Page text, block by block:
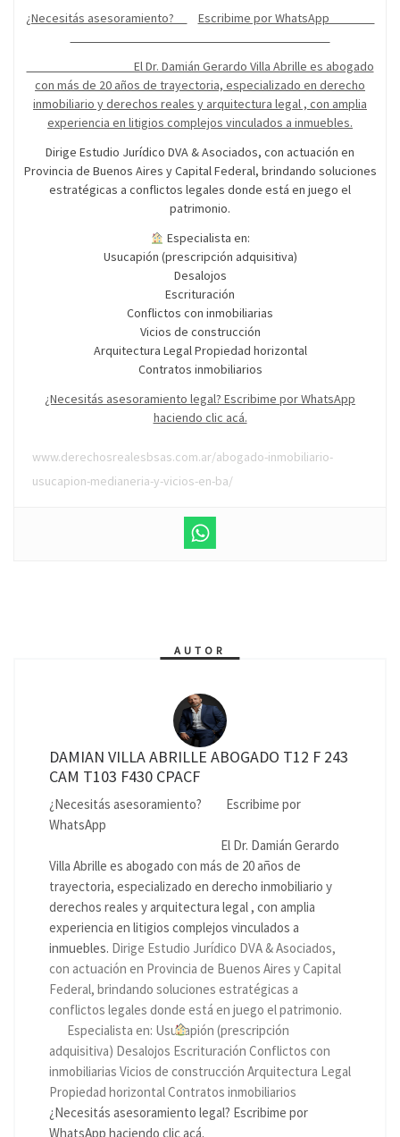
¿Necesitás asesoramiento? Escribime por WhatsApp
El Dr. Damián Gerardo Villa Abrille es abogado
con más de 20 años de trayectoria, especializado en derecho
inmobiliario y derechos reales y arquitectura legal , con amplia
experiencia en litigios complejos vinculados a inmuebles.
Dirige Estudio Jurídico DVA & Asociados, con actuación en
Provincia de Buenos Aires y Capital Federal, brindando soluciones
estratégicas a conflictos legales donde está en juego el
patrimonio.
Especialista en:
Usucapión (prescripción adquisitiva)
Desalojos
Escrituración
Conflictos con inmobiliarias
Vicios de construcción
Arquitectura Legal Propiedad horizontal
Contratos inmobiliarios
¿Necesitás asesoramiento legal? Escribime por WhatsApp
haciendo clic acá.
www.derechosrealesbsas.com.ar/abogado-inmobiliario-
usucapion-medianeria-y-vicios-en-ba/
AUTOR
DAMIAN VILLA ABRILLE ABOGADO T12 F 243
CAM T103 F430 CPACF
¿Necesitás asesoramiento?
Escribime por
WhatsApp
El Dr. Damián Gerardo
Villa Abrille es abogado con más de 20 años de
trayectoria, especializado en derecho inmobiliario y
derechos reales y arquitectura legal , con amplia
experiencia en litigios complejos vinculados a
inmuebles. Dirige Estudio Jurídico DVA & Asociados,
con actuación en Provincia de Buenos Aires y Capital
Federal, brindando soluciones estratégicas a
conflictos legales donde está en juego el patrimonio.
Especialista en: Usucapión (prescripción
adquisitiva) Desalojos Escrituración Conflictos con
inmobiliarias Vicios de construcción Arquitectura Legal
Propiedad horizontal Contratos inmobiliarios
¿Necesitás asesoramiento legal? Escribime por
WhatsApp haciendo clic acá.